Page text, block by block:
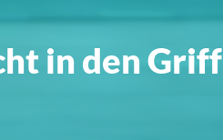
in den Griff